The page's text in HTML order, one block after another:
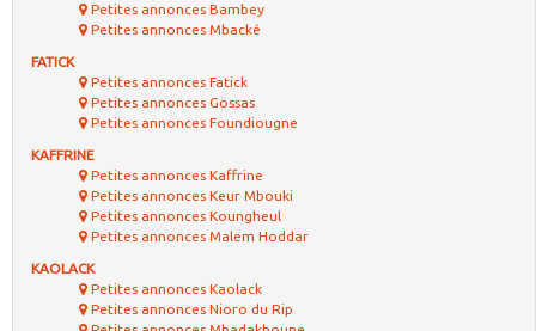
Petites annonces Bambey
Petites annonces Mbacké
FATICK
Petites annonces Fatick
Petites annonces Gossas
Petites annonces Foundiougne
KAFFRINE
Petites annonces Kaffrine
Petites annonces Keur Mbouki
Petites annonces Koungheul
Petites annonces Malem Hoddar
KAOLACK
Petites annonces Kaolack
Petites annonces Nioro du Rip